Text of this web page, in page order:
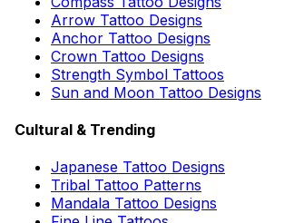
Arrow Tattoo Designs
Anchor Tattoo Designs
Crown Tattoo Designs
Strength Symbol Tattoos
Sun and Moon Tattoo Designs
Cultural & Trending
Japanese Tattoo Designs
Tribal Tattoo Patterns
Mandala Tattoo Designs